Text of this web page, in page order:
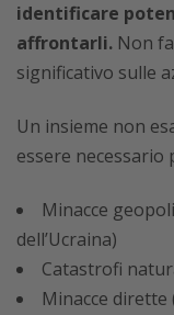
identificare
affrontarli. Non
significativo sulle
Un insieme non
essere necessario
Minacce
dell’Ucraina)
Catastrofi
Minacce dirette